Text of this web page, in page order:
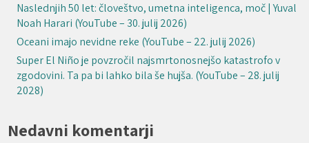
Naslednjih 50 let: človeštvo, umetna inteligenca, moč | Yuval
Noah Harari (YouTube – 30. julij 2026)
Oceani imajo nevidne reke (YouTube – 22. julij 2026)
Super El Niño je povzročil najsmrtonosnejšo katastrofo v
zgodovini. Ta pa bi lahko bila še hujša. (YouTube – 28. julij
2028)
Nedavni komentarji